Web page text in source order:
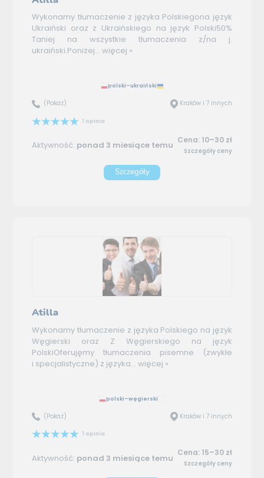
Wykonamy tłumaczenie z języka Polskiegona język
Ukraiński oraz z Ukraińskiego na język Polski50%
Taniej na wszystkie tłumaczenia z/na j.
ukraiński.Poniżej... więcej »
polski–ukraiński
(Pokaż) Kraków i 7 innych
1 opinia
Aktywność: ponad 3 miesiące temu Cena: 10–30 zł
Szczegóły ceny
Szczegóły
Atilla
Wykonamy tłumaczenie z języka Polskiego na język
Węgierski oraz Z Węgierskiego na język
PolskiOferujęmy tłumaczenia pisemne (zwykłe
i specjalistyczne) z języka... więcej »
polski–węgierski
(Pokaż) Kraków i 7 innych
1 opinia
Aktywność: ponad 3 miesiące temu Cena: 15–30 zł
Szczegóły ceny